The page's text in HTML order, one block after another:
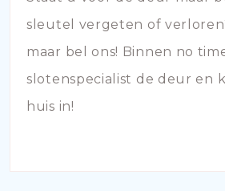
sleutel vergeten of
maar bel ons! Binnen no
slotenspecialist de deur en
huis in!